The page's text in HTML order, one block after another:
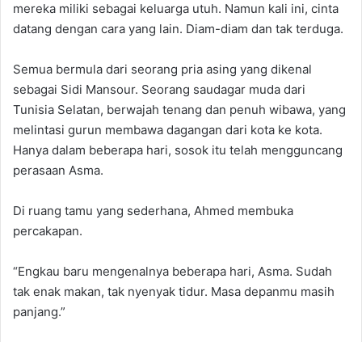
mereka miliki sebagai keluarga utuh. Namun kali ini, cinta
datang dengan cara yang lain. Diam-diam dan tak terduga.
Semua bermula dari seorang pria asing yang dikenal
sebagai Sidi Mansour. Seorang saudagar muda dari
Tunisia Selatan, berwajah tenang dan penuh wibawa, yang
melintasi gurun membawa dagangan dari kota ke kota.
Hanya dalam beberapa hari, sosok itu telah mengguncang
perasaan Asma.
Di ruang tamu yang sederhana, Ahmed membuka
percakapan.
“Engkau baru mengenalnya beberapa hari, Asma. Sudah
tak enak makan, tak nyenyak tidur. Masa depanmu masih
panjang.”